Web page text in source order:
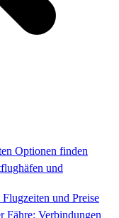
Optionen finden
und
und Preise
Fähre: Verbindungen